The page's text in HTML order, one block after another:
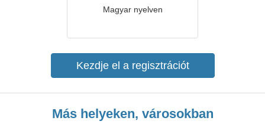
Magyar nyelven
Kezdje el a regisztrációt
Más helyeken, városokban